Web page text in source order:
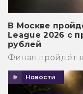
В Москве
League 2026 с
рублей
Финал пройдёт
Новости